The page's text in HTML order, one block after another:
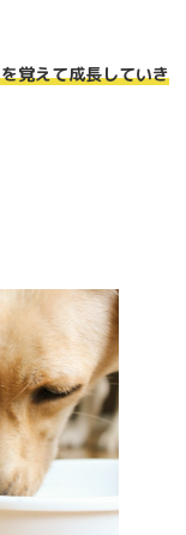
覚えて成長していき